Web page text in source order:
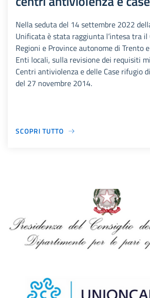
Nella seduta del 14 settembre 2022
Unificata è stata raggiunta l’intesa tra il
Regioni e Province autonome di Trento
Enti locali, sulla revisione dei requisiti
Centri antiviolenza e delle Case rifugio
del 27 novembre 2014.
SCOPRI TUTTO